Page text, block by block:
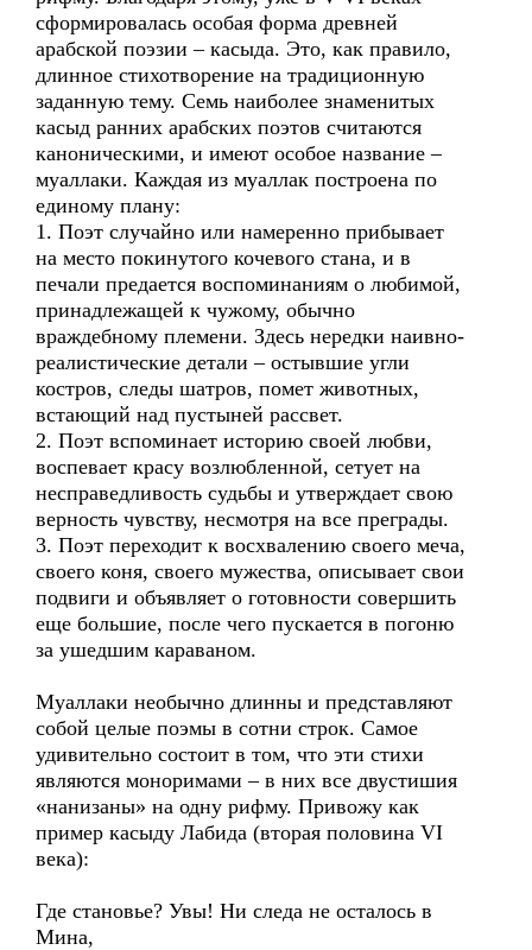
сформировалась особая форма древней
арабской поэзии – касыда. Это, как правило,
длинное стихотворение на традиционную
заданную тему. Семь наиболее знаменитых
касыд ранних арабских поэтов считаются
каноническими, и имеют особое название –
муаллаки. Каждая из муаллак построена по
единому плану:
1. Поэт случайно или намеренно прибывает
на место покинутого кочевого стана, и в
печали предается воспоминаниям о любимой,
принадлежащей к чужому, обычно
враждебному племени. Здесь нередки наивно-
реалистические детали – остывшие угли
костров, следы шатров, помет животных,
встающий над пустыней рассвет.
2. Поэт вспоминает историю своей любви,
воспевает красу возлюбленной, сетует на
несправедливость судьбы и утверждает свою
верность чувству, несмотря на все преграды.
3. Поэт переходит к восхвалению своего меча,
своего коня, своего мужества, описывает свои
подвиги и объявляет о готовности совершить
еще большие, после чего пускается в погоню
за ушедшим караваном.
Муаллаки необычно длинны и представляют
собой целые поэмы в сотни строк. Самое
удивительно состоит в том, что эти стихи
являются моноримами – в них все двустишия
«нанизаны» на одну рифму. Привожу как
пример касыду Лабида (вторая половина VI
века):
Где становье? Увы! Ни следа не осталось в
Мина,